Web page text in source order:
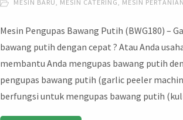
MESIN BARU, MESIN CATERING, MESIN
Mesin Pengupas Bawang Putih (BWG180) –
bawang putih dengan cepat ? Atau Anda
membantu Anda mengupas bawang putih
pengupas bawang putih (garlic peeler
berfungsi untuk mengupas bawang putih